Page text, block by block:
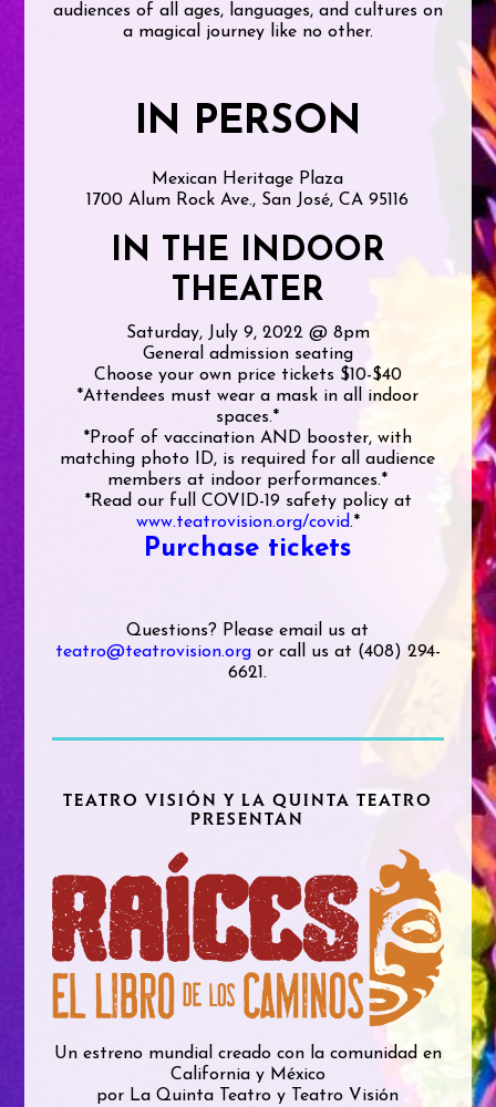
audiences of all ages, languages, and cultures on
a magical journey like no other.
IN PERSON
Mexican Heritage Plaza
1700 Alum Rock Ave., San José, CA 95116
IN THE INDOOR
THEATER
Saturday, July 9, 2022 @ 8pm
General admission seating
Choose your own price tickets $10-$40
*Attendees must wear a mask in all indoor
spaces.*
*Proof of vaccination AND booster, with
matching photo ID, is required for all audience
members at indoor performances.*
*Read our full COVID-19 safety policy at
www.teatrovision.org/covid.*
Purchase tickets
Questions? Please email us at
teatro@teatrovision.orgor call us at (408) 294-
6621.
TEATRO VISIÓN Y LA QUINTA TEATRO
PRESENTAN
Un estreno mundial creado con la comunidad en
California y México
por La Quinta Teatro y Teatro Visión